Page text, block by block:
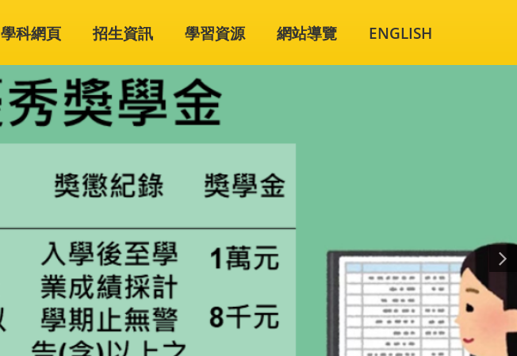
學科網頁 招生資訊 學習資源 網站導覽 ENGLISH